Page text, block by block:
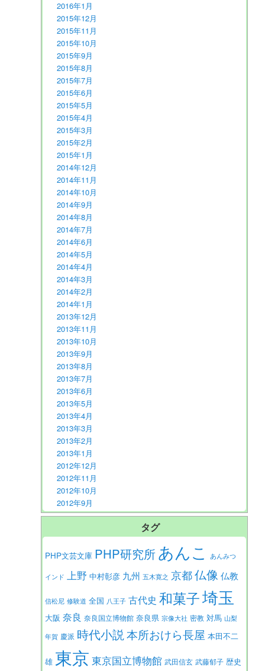
2016年1月
2015年12月
2015年11月
2015年10月
2015年9月
2015年8月
2015年7月
2015年6月
2015年5月
2015年4月
2015年3月
2015年2月
2015年1月
2014年12月
2014年11月
2014年10月
2014年9月
2014年8月
2014年7月
2014年6月
2014年5月
2014年4月
2014年3月
2014年2月
2014年1月
2013年12月
2013年11月
2013年10月
2013年9月
2013年8月
2013年7月
2013年6月
2013年5月
2013年4月
2013年3月
2013年2月
2013年1月
2012年12月
2012年11月
2012年10月
2012年9月
タグ
PHP文芸文庫 PHP研究所あんこ あんみつ
インド 上野 中村彰彦 九州 五木寛之 京都仏像 仏教
信松尼 修験道 全国 八王子 古代史 和菓子埼玉
大阪 奈良 奈良国立博物館 奈良県 宗像大社 密教 対馬 山梨
年賀 慶派 時代小説本所おけら長屋 本田不二
雄 東京 東京国立博物館 武田信玄 武藤郁子 歴史